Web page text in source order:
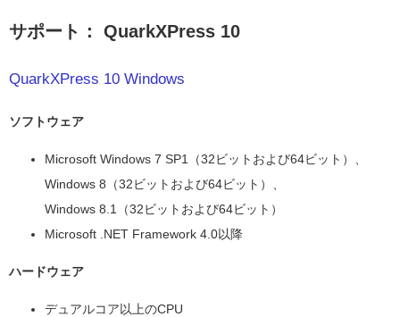
サポート： QuarkXPress 10
QuarkXPress 10 Windows
ソフトウェア
Microsoft Windows 7 SP1（32ビットおよび64ビット）、
Windows 8（32ビットおよび64ビット）、
Windows 8.1（32ビットおよび64ビット）
Microsoft .NET Framework 4.0以降
ハードウェア
デュアルコア以上のCPU